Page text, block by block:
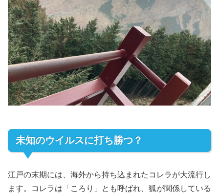
未知のウイルスに打ち勝つ？
江戸の末期には、海外から持ち込まれたコレラが大流行し
ます。コレラは「ころり」とも呼ばれ、狐が関係している